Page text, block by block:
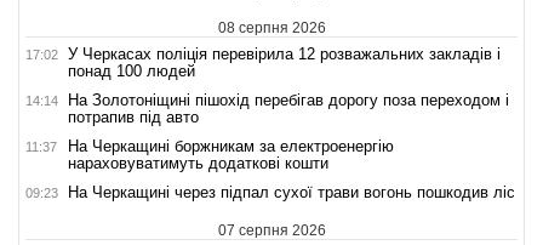
08 серпня 2026
17:02
У Черкасах поліція перевірила 12 розважальних закладів і
понад 100 людей
14:14
На Золотоніщині пішохід перебігав дорогу поза переходом і
потрапив під авто
11:37
На Черкащині боржникам за електроенергію
нараховуватимуть додаткові кошти
09:23 На Черкащині через підпал сухої трави вогонь пошкодив ліс
07 серпня 2026